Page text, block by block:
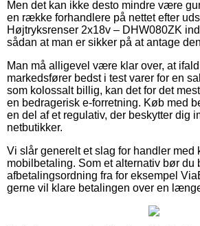
Men det kan ikke desto mindre være
en række forhandlere på nettet efter
Højtryksrenser 2x18v – DHW080ZK
sådan at man er sikker på at antage
Man må alligevel være klar over, at
markedsfører bedst i test varer for en
som kolossalt billig, kan det for det
en bedragerisk e-forretning. Køb med
en del af et regulativ, der beskytter dig
netbutikker.
Vi slår generelt et slag for handler med
mobilbetaling. Som et alternativ bør du
afbetalingsordning fra for eksempel
gerne vil klare betalingen over en